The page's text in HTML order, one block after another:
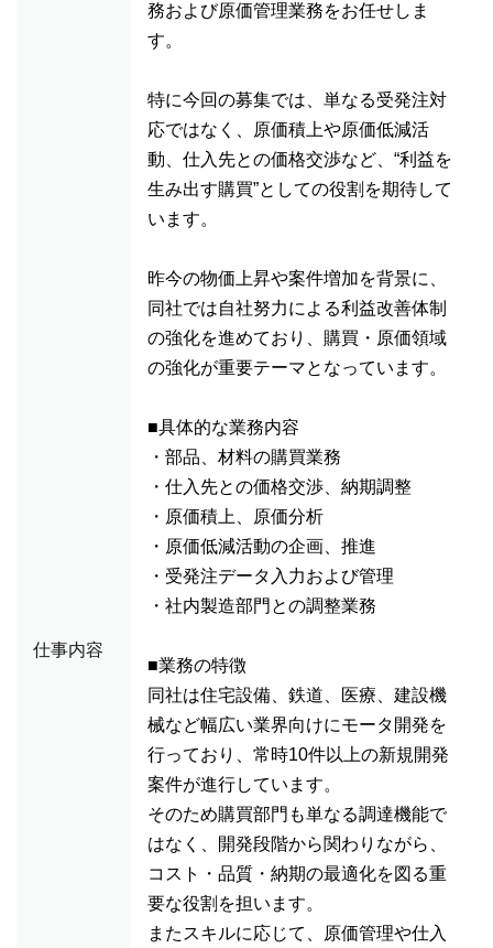
仕事内容
務および原価管理業務をお任せしま
す。
特に今回の募集では、単なる受発注対
応ではなく、原価積上や原価低減活
動、仕入先との価格交渉など、“利益を
生み出す購買”としての役割を期待して
います。
昨今の物価上昇や案件増加を背景に、
同社では自社努力による利益改善体制
の強化を進めており、購買・原価領域
の強化が重要テーマとなっています。
■具体的な業務内容
・部品、材料の購買業務
・仕入先との価格交渉、納期調整
・原価積上、原価分析
・原価低減活動の企画、推進
・受発注データ入力および管理
・社内製造部門との調整業務
■業務の特徴
同社は住宅設備、鉄道、医療、建設機
械など幅広い業界向けにモータ開発を
行っており、常時10件以上の新規開発
案件が進行しています。
そのため購買部門も単なる調達機能で
はなく、開発段階から関わりながら、
コスト・品質・納期の最適化を図る重
要な役割を担います。
またスキルに応じて、原価管理や仕入